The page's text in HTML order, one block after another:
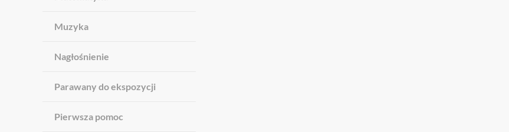
Muzyka
Nagłośnienie
Parawany do ekspozycji
Pierwsza pomoc